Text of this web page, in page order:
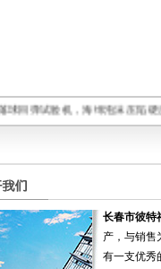
弹试验机，海绵泡沫压陷
长春市彼特
产，与销售
有一支优秀